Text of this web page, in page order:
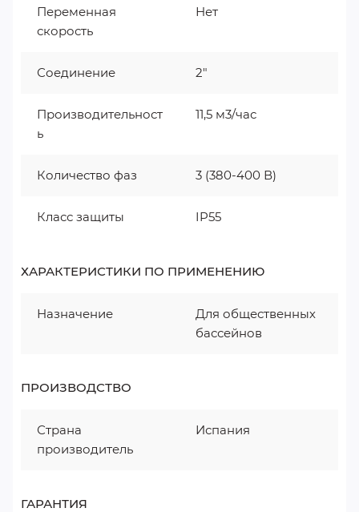
Переменная
скорость
Нет
Соединение 2"
Производительност
ь
11,5 м3/час
Количество фаз 3 (380-400 В)
Класс защиты IP55
ХАРАКТЕРИСТИКИ ПО ПРИМЕНЕНИЮ
Назначение
Для общественных
бассейнов
ПРОИЗВОДСТВО
Страна
производитель
Испания
ГАРАНТИЯ